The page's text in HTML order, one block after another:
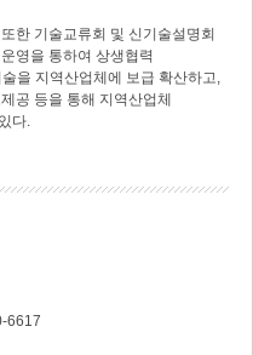
또한 기술교류회 및 신기술설명회
운영을 통하여 상생협력
을 지역산업체에 보급 확산하고,
공 등을 통해 지역산업체
다.
6617